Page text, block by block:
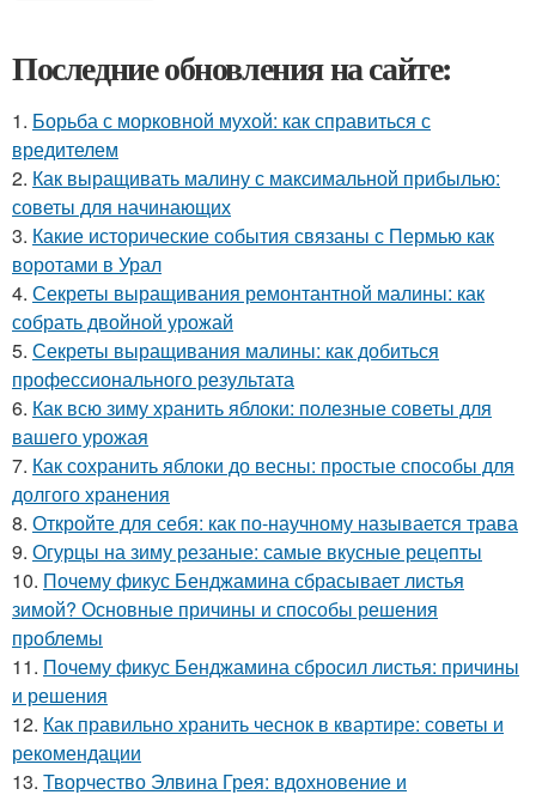
Последние обновления на сайте:
1. Борьба с морковной мухой: как справиться с
вредителем
2. Как выращивать малину с максимальной прибылью:
советы для начинающих
3. Какие исторические события связаны с Пермью как
воротами в Урал
4. Секреты выращивания ремонтантной малины: как
собрать двойной урожай
5. Секреты выращивания малины: как добиться
профессионального результата
6. Как всю зиму хранить яблоки: полезные советы для
вашего урожая
7. Как сохранить яблоки до весны: простые способы для
долгого хранения
8. Откройте для себя: как по-научному называется трава
9. Огурцы на зиму резаные: самые вкусные рецепты
10. Почему фикус Бенджамина сбрасывает листья
зимой? Основные причины и способы решения
проблемы
11. Почему фикус Бенджамина сбросил листья: причины
и решения
12. Как правильно хранить чеснок в квартире: советы и
рекомендации
13. Творчество Элвина Грея: вдохновение и